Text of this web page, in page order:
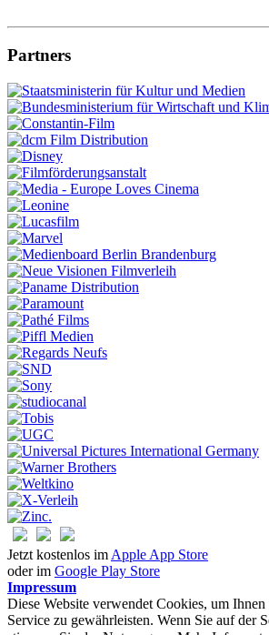
Partners
Jetzt kostenlos im Apple App Store
oder im Google Play Store
Impressum
Diese Website verwendet Cookies, um Ihnen
Service zu gewährleisten. Wenn Sie auf der